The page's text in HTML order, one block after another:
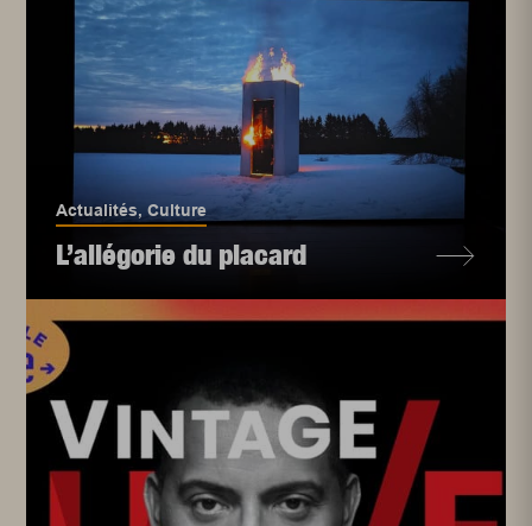
Actualités,Culture
L’allégorie du placard